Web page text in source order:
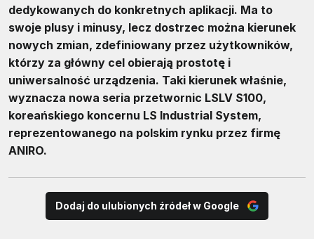
dedykowanych do konkretnych aplikacji. Ma to
swoje plusy i minusy, lecz dostrzec można kierunek
nowych zmian, zdefiniowany przez użytkowników,
którzy za główny cel obierają prostotę i
uniwersalność urządzenia. Taki kierunek właśnie,
wyznacza nowa seria przetwornic LSLV S100,
koreańskiego koncernu LS Industrial System,
reprezentowanego na polskim rynku przez firmę
ANIRO.
Dodaj do ulubionych źródeł w Google